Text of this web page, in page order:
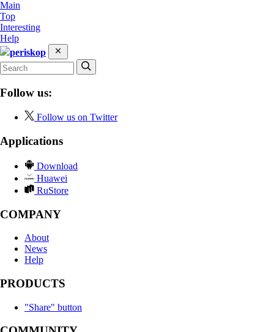
Main
Top
Interesting
Help
periskop
Follow us:
Follow us on Twitter
Applications
Download
Huawei
RuStore
COMPANY
About
News
Help
PRODUCTS
"Share" button